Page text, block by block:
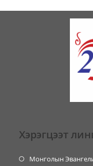
Хэрэгцээт
Монголын